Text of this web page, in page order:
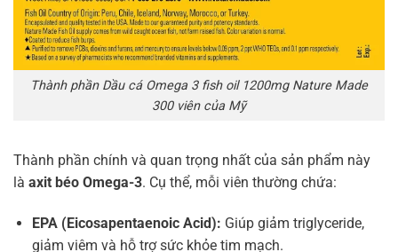
Thành phần Dầu cá Omega 3 fish oil 1200mg Nature Made
300 viên của Mỹ
Thành phần chính và quan trọng nhất của sản phẩm này
là axit béo Omega-3. Cụ thể, mỗi viên thường chứa:
EPA (Eicosapentaenoic Acid): Giúp giảm triglyceride,
giảm viêm và hỗ trợ sức khỏe tim mạch.